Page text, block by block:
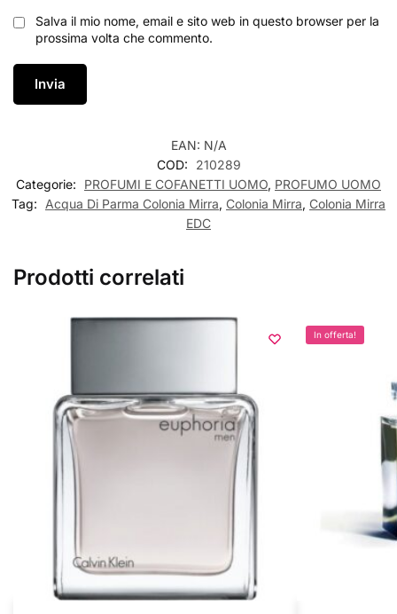
Salva il mio nome, email e sito web in questo browser per la
prossima volta che commento.
EAN: N/A
COD:
210289
Categorie:
PROFUMI E COFANETTI UOMO, PROFUMO UOMO
Tag:
Acqua Di Parma Colonia Mirra, Colonia Mirra, Colonia Mirra
EDC
Prodotti correlati
In offerta!